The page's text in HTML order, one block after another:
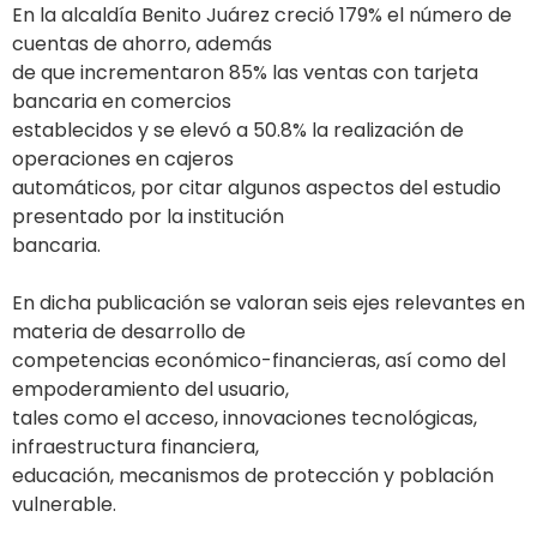
En la alcaldía Benito Juárez creció 179% el número de
cuentas de ahorro, además
de que incrementaron 85% las ventas con tarjeta
bancaria en comercios
establecidos y se elevó a 50.8% la realización de
operaciones en cajeros
automáticos, por citar algunos aspectos del estudio
presentado por la institución
bancaria.
En dicha publicación se valoran seis ejes relevantes en
materia de desarrollo de
competencias económico-financieras, así como del
empoderamiento del usuario,
tales como el acceso, innovaciones tecnológicas,
infraestructura financiera,
educación, mecanismos de protección y población
vulnerable.